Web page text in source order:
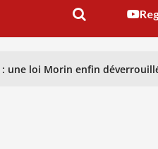
une loi Morin enfin